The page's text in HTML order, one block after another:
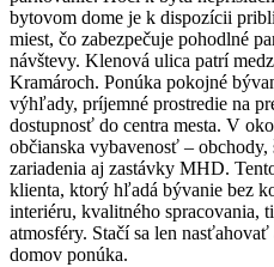
bytovom dome je k dispozícii
miest, čo zabezpečuje pohodlné
návštevy. Klenová ulica patrí
Kramároch. Ponúka pokojné
výhľady, príjemné prostredie na
dostupnosť do centra mesta. V
občianska vybavenosť –
zariadenia aj zastávky MHD.
klienta, ktorý hľadá bývanie bez
interiéru, kvalitného spracovania,
atmosféry. Stačí sa len
domov ponúka.